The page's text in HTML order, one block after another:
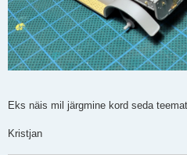
Eks näis mil järgmine kord seda
Kristjan